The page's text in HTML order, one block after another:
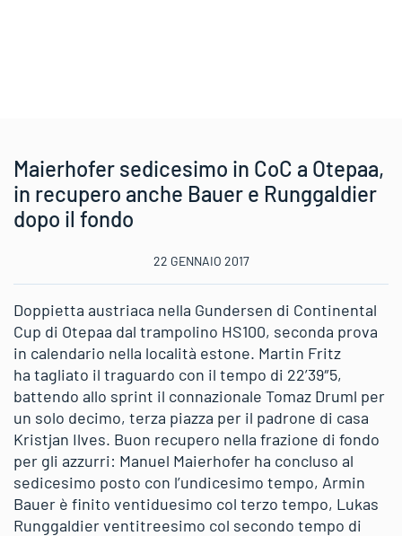
Maierhofer sedicesimo in CoC a Otepaa,
in recupero anche Bauer e Runggaldier
dopo il fondo
22 GENNAIO 2017
Doppietta austriaca nella Gundersen di Continental
Cup di Otepaa dal trampolino HS100, seconda prova
in calendario nella località estone. Martin Fritz
ha tagliato il traguardo con il tempo di 22’39″5,
battendo allo sprint il connazionale Tomaz Druml per
un solo decimo, terza piazza per il padrone di casa
Kristjan Ilves. Buon recupero nella frazione di fondo
per gli azzurri: Manuel Maierhofer ha concluso al
sedicesimo posto con l’undicesimo tempo, Armin
Bauer è finito ventiduesimo col terzo tempo, Lukas
Runggaldier ventitreesimo col secondo tempo di